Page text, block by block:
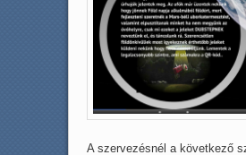
A szervezésnél a következő